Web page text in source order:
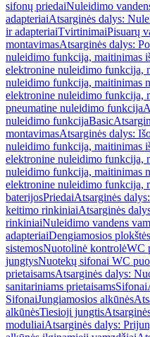
sifonų priedaiNuleidimo
adapteriaiAtsarginės dalys:
ir adapteriaiTvirtinimaiPisuarų
montavimasAtsarginės dalys:
nuleidimo funkcija, maitinimas
elektronine nuleidimo funkcija,
nuleidimo funkcija, maitinimas
elektronine nuleidimo funkcija,
pneumatine nuleidimo funkcija
nuleidimo funkcijaBasic
montavimasAtsarginės dalys:
nuleidimo funkcija, maitinimas
elektronine nuleidimo funkcija,
nuleidimo funkcija, maitinimas
elektronine nuleidimo funkcija,
baterijosPriedaiAtsarginės
keitimo rinkiniaiAtsarginės
rinkiniaiNuleidimo vandens
adapteriaiDengiamosios plokštės
sistemosNuotolinė kontrolėWC
jungtysNuotekų sifonai WC
prietaisamsAtsarginės dalys:
sanitariniams prietaisamsSifonai
SifonaiJungiamosios alkūnės
alkūnėsTiesioji jungtis
moduliaiAtsarginės dalys: